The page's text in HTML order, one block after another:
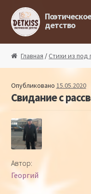
Перейти к
Перейти к
Поэтическое
детство
Поэтический
Поэтический блог
Главная /Стихи из под
Опубликовано 15.05.2020
Свидание с
Автор:
Георгий